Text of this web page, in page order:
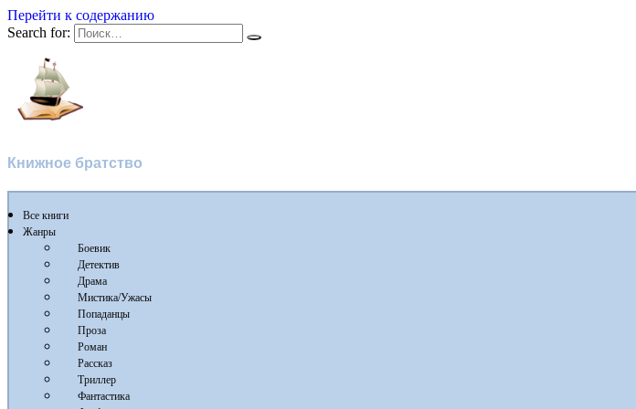
Перейти к содержанию
Search for:
Книжное братство
Все книги
Жанры
Боевик
Детектив
Драма
Мистика/Ужасы
Попаданцы
Проза
Роман
Рассказ
Триллер
Фантастика